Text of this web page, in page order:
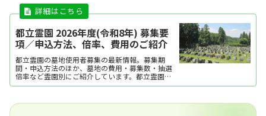
都立霊園 2026年度(令和8年) 募集要
項／申込方法、倍率、費用のご紹介
都立霊園の墓地使用者募集の最新情報。募集期
間・申込方法のほか、墓地の費用・募集数・抽選
倍率など霊園別にご紹介しています。都立霊園の
募集は年1回が基本となります。募集から抽選結
る情報をいち早くお知らせいたします。